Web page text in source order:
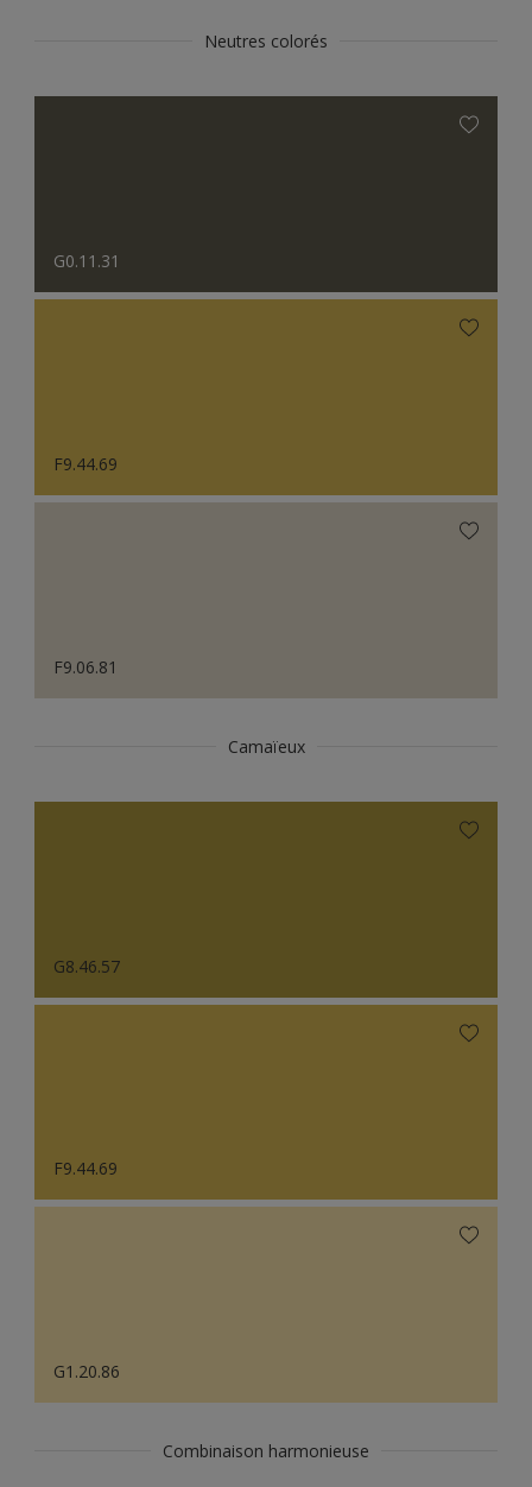
Neutres colorés
G0.11.31
F9.44.69
F9.06.81
Camaïeux
G8.46.57
F9.44.69
G1.20.86
Combinaison harmonieuse